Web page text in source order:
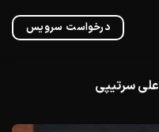
درخواست سرویس
علی سرتیپی